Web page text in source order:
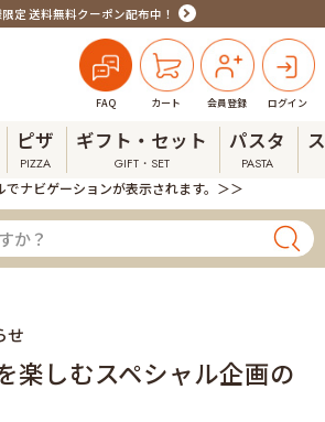
定 送料無料クーポン配布中！
FAQ カート 会員登録 ログイン
ピザ
PIZZA
ギフト・セット
GIFT・SET
パスタ
PASTA
でナビゲーションが表示されます。＞＞
せ
楽しむスペシャル企画の